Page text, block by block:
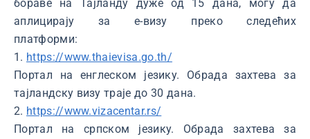
бораве на Тајланду дуже од 15 дана, могу да
аплицирају за е-визу преко следећих
платформи:
1. https://www.thaievisa.go.th/
Портал на енглеском језику. Обрада захтева за
тајландску визу траје до 30 дана.
2. https://www.vizacentar.rs/
Портал на српском језику. Обрада захтева за